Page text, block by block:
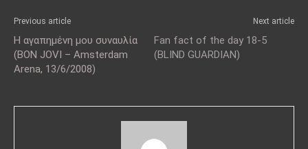
Previous article
Η αγαπημένη μου συναυλία
(BON JOVI – Amsterdam
Arena, 13/6/2008)
Next article
Fan fact of the day 18-5
(BLIND GUARDIAN)